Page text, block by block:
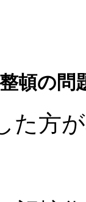
頓の問
た方